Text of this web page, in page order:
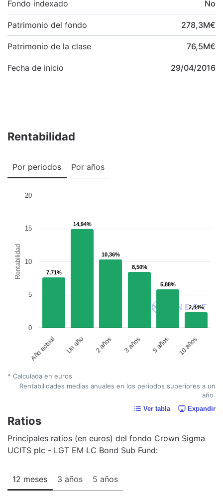
Fondo indexado No
Patrimonio del fondo 278,3M€
Patrimonio de la clase 76,5M€
Fecha de inicio 29/04/2016
Rentabilidad
Por periodos Por años
Rentabilidad 7,71%
7,71%
14,94%
14,94%
10,36%
10,36%
8,50%
8,50%
5,88%
5,88%
2,44%
2,44%
Año actual Un año 2 años 3 años 5 años 10 años
0
5
10
15
20
* Calculada en euros
Rentabilidades medias anuales en los periodos superiores a un
año.
Ver tabla Expandir
Ratios
Principales ratios (en euros) del fondo Crown Sigma
UCITS plc - LGT EM LC Bond Sub Fund:
12 meses 3 años 5 años